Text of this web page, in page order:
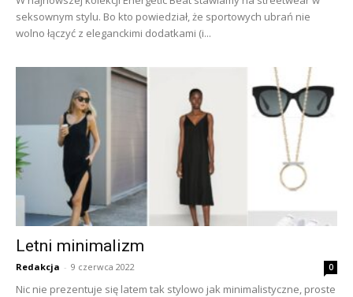
seksownym stylu. Bo kto powiedział, że sportowych ubrań nie
wolno łączyć z eleganckimi dodatkami (i...
Letni minimalizm
Redakcja - 9 czerwca 2022 0
Nic nie prezentuje się latem tak stylowo jak minimalistyczne, proste